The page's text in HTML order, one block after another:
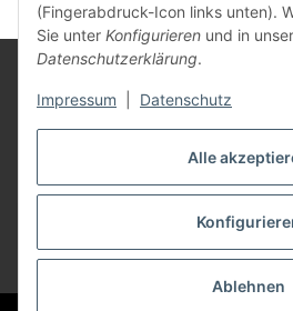
Alle
Ablehnen
(Fingerabdruck-Icon links unten).
Sie unter Konfigurieren und in
Datenschutzerklärung.
Impressum Datenschutz
Rechtliches
Mein Konto
Vertrag
* Alle Preise inkl. gesetzlicher USt.,